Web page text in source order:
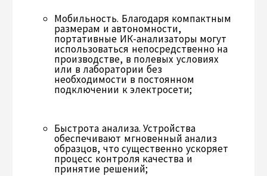
Мобильность. Благодаря компактным
размерам и автономности,
портативные ИК-анализаторы могут
использоваться непосредственно на
производстве, в полевых условиях
или в лаборатории без
необходимости в постоянном
подключении к электросети;
Быстрота анализа. Устройства
обеспечивают мгновенный анализ
образцов, что существенно ускоряет
процесс контроля качества и
принятие решений;